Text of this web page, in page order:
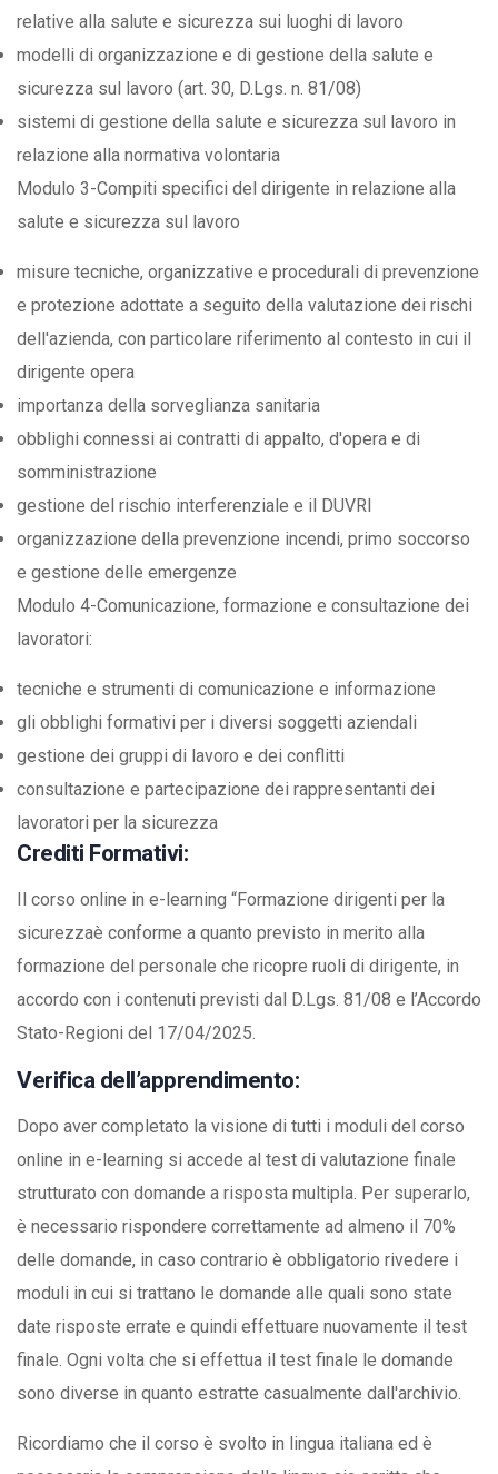
relative alla salute e sicurezza sui luoghi di lavoro
modelli di organizzazione e di gestione della salute e
sicurezza sul lavoro (art. 30, D.Lgs. n. 81/08)
sistemi di gestione della salute e sicurezza sul lavoro in
relazione alla normativa volontaria
Modulo 3-Compiti specifici del dirigente in relazione alla
salute e sicurezza sul lavoro
misure tecniche, organizzative e procedurali di prevenzione
e protezione adottate a seguito della valutazione dei rischi
dell'azienda, con particolare riferimento al contesto in cui il
dirigente opera
importanza della sorveglianza sanitaria
obblighi connessi ai contratti di appalto, d'opera e di
somministrazione
gestione del rischio interferenziale e il DUVRI
organizzazione della prevenzione incendi, primo soccorso
e gestione delle emergenze
Modulo 4-Comunicazione, formazione e consultazione dei
lavoratori:
tecniche e strumenti di comunicazione e informazione
gli obblighi formativi per i diversi soggetti aziendali
gestione dei gruppi di lavoro e dei conflitti
consultazione e partecipazione dei rappresentanti dei
lavoratori per la sicurezza
Crediti Formativi:
Il corso online in e-learning “Formazione dirigenti per la
sicurezzaè conforme a quanto previsto in merito alla
formazione del personale che ricopre ruoli di dirigente, in
accordo con i contenuti previsti dal D.Lgs. 81/08 e l’Accordo
Stato-Regioni del 17/04/2025.
Verifica dell’apprendimento:
Dopo aver completato la visione di tutti i moduli del corso
online in e-learning si accede al test di valutazione finale
strutturato con domande a risposta multipla. Per superarlo,
è necessario rispondere correttamente ad almeno il 70%
delle domande, in caso contrario è obbligatorio rivedere i
moduli in cui si trattano le domande alle quali sono state
date risposte errate e quindi effettuare nuovamente il test
finale. Ogni volta che si effettua il test finale le domande
sono diverse in quanto estratte casualmente dall'archivio.
Ricordiamo che il corso è svolto in lingua italiana ed è